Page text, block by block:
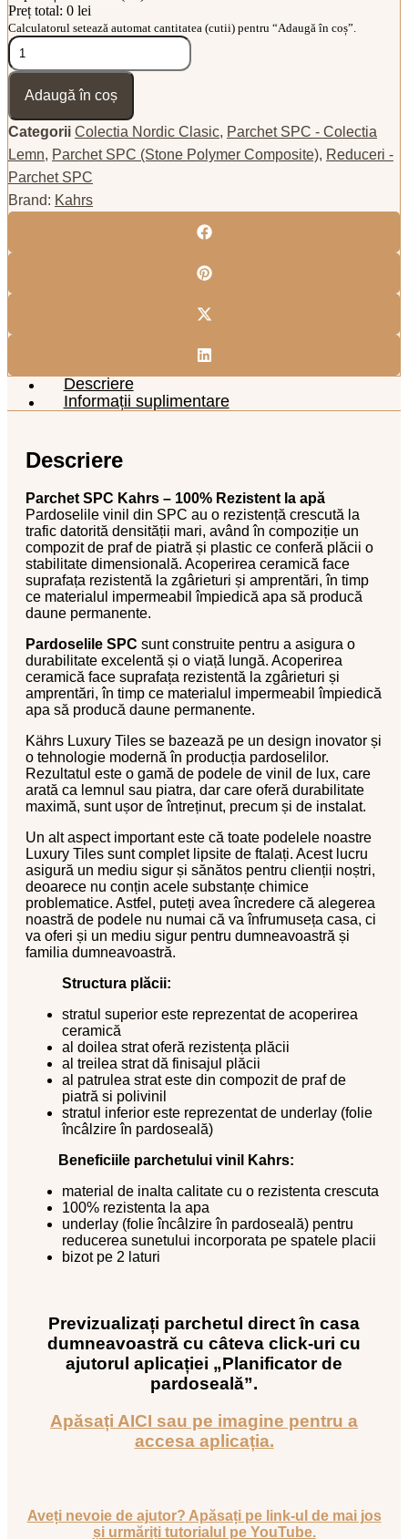
Preț total: 0 lei
Calculatorul setează automat cantitatea (cutii) pentru “Adaugă în coș”.
Cantitate
Parchet
SPC
Kahrs
Click
6
mm
Adaugă în coș
Categorii Colectia Nordic Clasic, Parchet SPC - Colectia
Lemn, Parchet SPC (Stone Polymer Composite), Reduceri -
Parchet SPC
Brand: Kahrs
Descriere
Informații suplimentare
Descriere
Parchet SPC Kahrs – 100% Rezistent la apă
Pardoselile vinil din SPC au o rezistență crescută la
trafic datorită densității mari, având în compoziție un
compozit de praf de piatră și plastic ce conferă plăcii o
stabilitate dimensională. Acoperirea ceramică face
suprafața rezistentă la zgârieturi și amprentări, în timp
ce materialul impermeabil împiedică apa să producă
daune permanente.
Pardoselile SPC sunt construite pentru a asigura o
durabilitate excelentă și o viață lungă. Acoperirea
ceramică face suprafața rezistentă la zgârieturi și
amprentări, în timp ce materialul impermeabil împiedică
apa să producă daune permanente.
Kährs Luxury Tiles se bazează pe un design inovator și
o tehnologie modernă în producția pardoselilor.
Rezultatul este o gamă de podele de vinil de lux, care
arată ca lemnul sau piatra, dar care oferă durabilitate
maximă, sunt ușor de întreținut, precum și de instalat.
Un alt aspect important este că toate podelele noastre
Luxury Tiles sunt complet lipsite de ftalați. Acest lucru
asigură un mediu sigur și sănătos pentru clienții noștri,
deoarece nu conțin acele substanțe chimice
problematice. Astfel, puteți avea încredere că alegerea
noastră de podele nu numai că va înfrumuseța casa, ci
va oferi și un mediu sigur pentru dumneavoastră și
familia dumneavoastră.
Structura plăcii:
stratul superior este reprezentat de acoperirea
ceramică
al doilea strat oferă rezistența plăcii
al treilea strat dă finisajul plăcii
al patrulea strat este din compozit de praf de
piatră si polivinil
stratul inferior este reprezentat de underlay (folie
încâlzire în pardoseală)
Beneficiile parchetului vinil Kahrs:
material de inalta calitate cu o rezistenta crescuta
100% rezistenta la apa
underlay (folie încâlzire în pardoseală) pentru
reducerea sunetului incorporata pe spatele placii
bizot pe 2 laturi
Previzualizați parchetul direct în casa
dumneavoastră cu câteva click-uri cu
ajutorul aplicației „Planificator de
pardoseală”.
Apăsați AICI sau pe imagine pentru a
accesa aplicația.
Aveți nevoie de ajutor? Apăsați pe link-ul de mai jos
și urmăriți tutorialul pe YouTube.